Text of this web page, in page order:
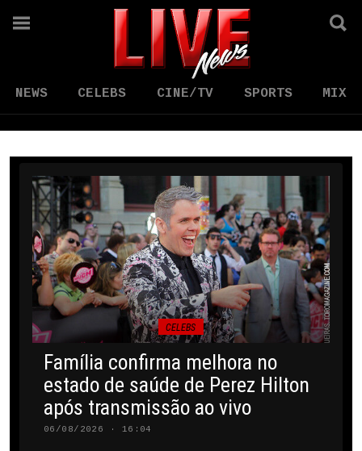
NEWS CELEBS CINE/TV SPORTS MIX
CELEBS
Família confirma melhora no
estado de saúde de Perez Hilton
após transmissão ao vivo
06/08/2026 · 16:04